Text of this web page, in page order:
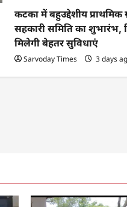
कटका में बहुउद्देशीय प्राथमिक
सहकारी समिति का शुभारंभ,
मिलेगी बेहतर सुविधाएं
Sarvoday Times 3 days